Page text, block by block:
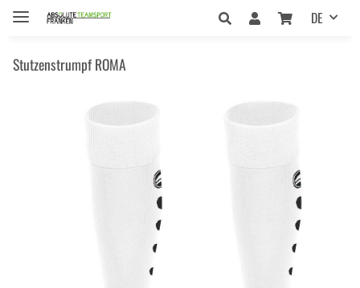
DE
Stutzenstrumpf ROMA